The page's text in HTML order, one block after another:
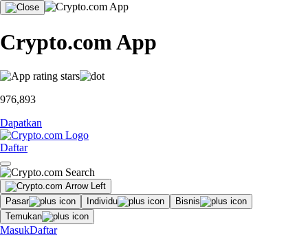
Crypto.com App
976,893
Dapatkan
Daftar
Pasar Individu
Bisnis
Temukan
MasukDaftar